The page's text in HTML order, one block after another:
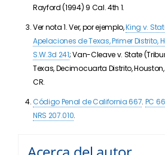
Rayford (1994) 9 Cal. 4th 1.
Ver nota 1. Ver, por ejemplo,King v.
Apelaciones de Texas, Primer Distrito,
S.W.3d 241; Van-Cleave v. State
Texas, Decimocuarta Distrito,
CR.
Código Penal de California 667. PC
NRS 207.010.